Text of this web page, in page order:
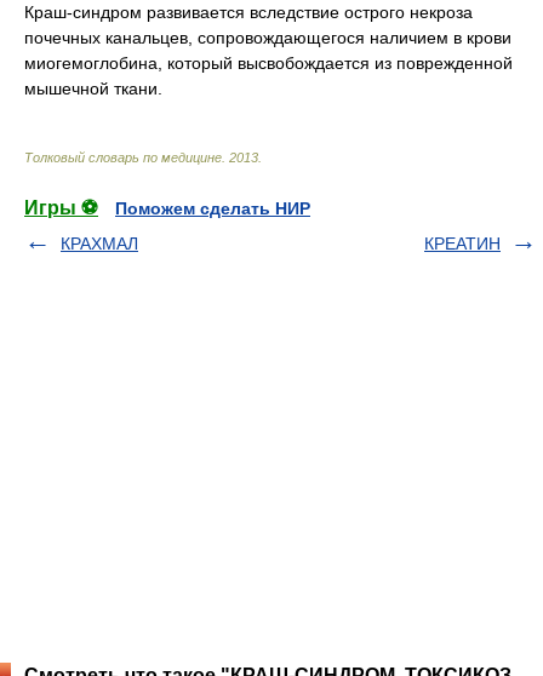
Краш-синдром развивается вследствие острого некроза
почечных канальцев, сопровождающегося наличием в крови
миогемоглобина, который высвобождается из поврежденной
мышечной ткани.
Толковый словарь по медицине 2013
Игры ⚽
Поможем сделать НИР
КРАХМАЛ
КРЕАТИН